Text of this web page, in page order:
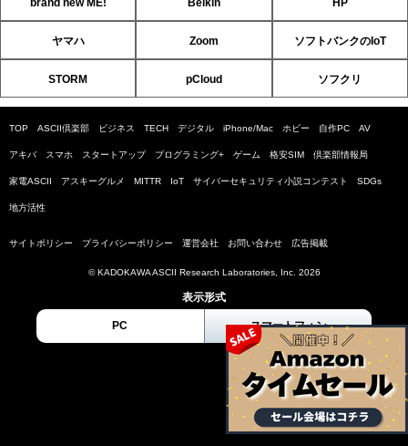
ヤマハ Zoom ソフトバンクのIoT
STORM pCloud ソフクリ
TOP ASCII倶楽部 ビジネス TECH デジタル iPhone/Mac ホビー 自作PC AV
アキバ スマホ スタートアップ プログラミング+ ゲーム 格安SIM 倶楽部情報局
家電ASCII アスキーグルメ MITTR IoT サイバーセキュリティ小説コンテスト SDGs
地方活性
サイトポリシー プライバシーポリシー 運営会社 お問い合わせ 広告掲載
© KADOKAWA ASCII Research Laboratories, Inc. 2026
表示形式
PC スマートフォン